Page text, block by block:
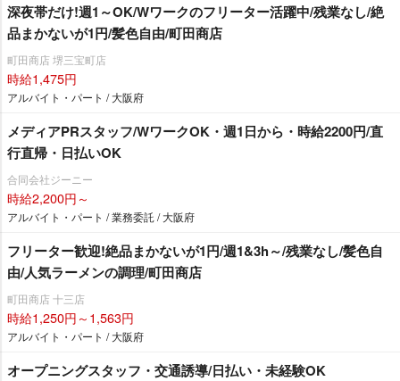
深夜帯だけ!週1～OK/Wワークのフリーター活躍中/残業なし/絶
品まかないが1円/髪色自由/町田商店
町田商店 堺三宝町店
時給1,475円
アルバイト・パート / 大阪府
メディアPRスタッフ/WワークOK・週1日から・時給2200円/直
行直帰・日払いOK
合同会社ジーニー
時給2,200円～
アルバイト・パート / 業務委託 / 大阪府
フリーター歓迎!絶品まかないが1円/週1&3h～/残業なし/髪色自
由/人気ラーメンの調理/町田商店
町田商店 十三店
時給1,250円～1,563円
アルバイト・パート / 大阪府
オープニングスタッフ・交通誘導/日払い・未経験OK